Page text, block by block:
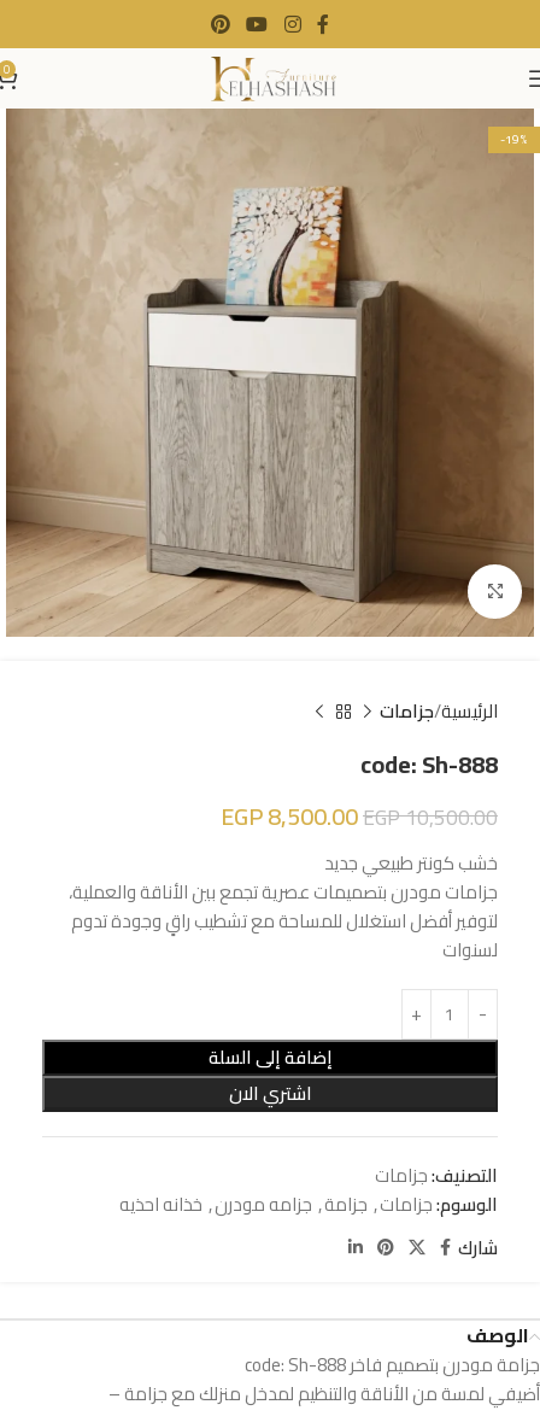
0
-19%
Click to enlarge
الرئيسية جزامات
code: Sh-888
EGP10,500.00
EGP8,500.00
خشب كونتر طبيعي جديد
جزامات مودرن بتصميمات عصرية تجمع بين الأناقة والعملية،
لتوفير أفضل استغلال للمساحة مع تشطيب راقٍ وجودة تدوم
لسنوات
إضافة إلى السلة
اشتري الان
التصنيف:جزامات
الوسوم:جزامات, جزامة, جزامه مودرن, خذانه احذيه
شارك
الوصف
جزامة مودرن بتصميم فاخر code: Sh-888
أضيفي لمسة من الأناقة والتنظيم لمدخل منزلك مع جزامة –